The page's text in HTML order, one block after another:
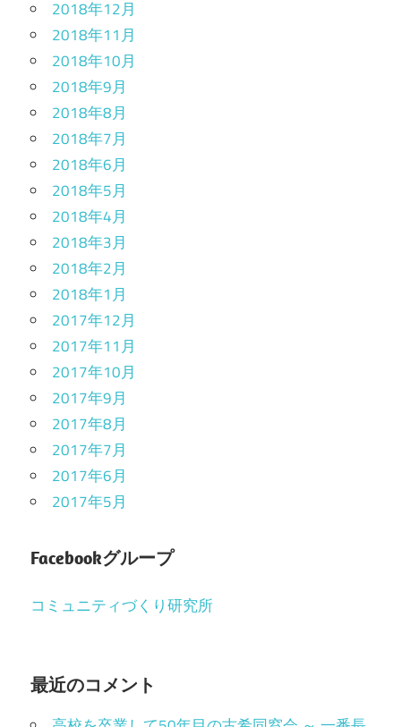
2018年12月
2018年11月
2018年10月
2018年9月
2018年8月
2018年7月
2018年6月
2018年5月
2018年4月
2018年3月
2018年2月
2018年1月
2017年12月
2017年11月
2017年10月
2017年9月
2017年8月
2017年7月
2017年6月
2017年5月
Facebookグループ
コミュニティづくり研究所
最近のコメント